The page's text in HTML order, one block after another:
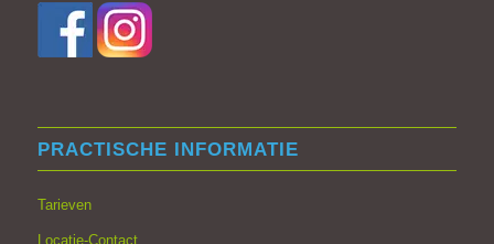
PRACTISCHE INFORMATIE
Tarieven
Locatie-Contact